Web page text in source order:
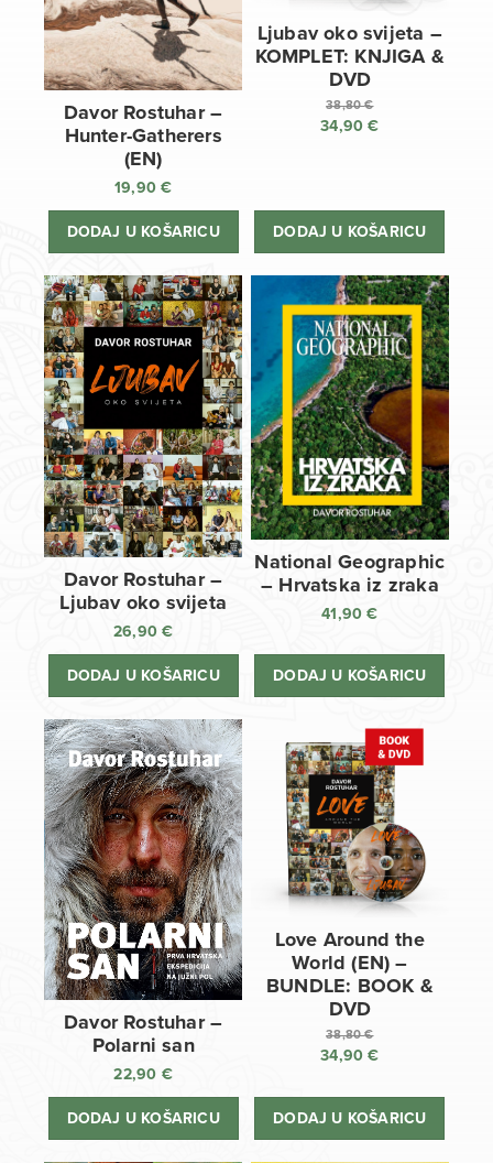
Davor Rostuhar –
Hunter-Gatherers
(EN)
19,90€
DODAJ U KOŠARICU
Ljubav oko svijeta –
KOMPLET: KNJIGA &
DVD
38,80€
Izvorna
38,80 €.
34,90€
34,90 €.
DODAJ U KOŠARICU
Davor Rostuhar –
Ljubav oko svijeta
26,90€
DODAJ U KOŠARICU
National Geographic
– Hrvatska iz zraka
41,90€
DODAJ U KOŠARICU
Davor Rostuhar –
Polarni san
22,90 €
DODAJ U KOŠARICU
Love Around the
World (EN) –
BUNDLE: BOOK &
DVD
38,80€
Izvorna
bila
34,90€
cijena
DODAJ U KOŠARICU